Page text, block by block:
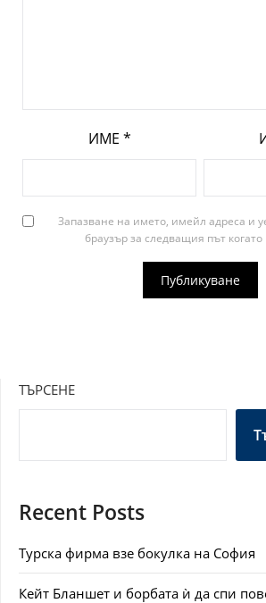
ИМЕ *
Запазване на името, имейл адреса и
браузър за следващия път
ТЪРСЕНЕ
Recent Posts
Турска фирма взе бокулка на София
Кейт Бланшет и борбата ѝ да спи